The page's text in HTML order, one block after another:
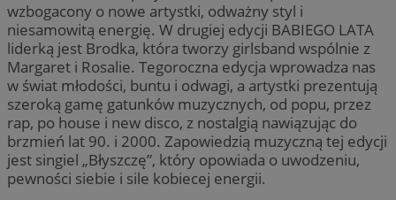
wzbogacony o nowe artystki, odważny styl i
niesamowitą energię. W drugiej edycji BABIEGO LATA
liderką jest Brodka, która tworzy girlsband wspólnie z
Margaret i Rosalie. Tegoroczna edycja wprowadza nas
w świat młodości, buntu i odwagi, a artystki prezentują
szeroką gamę gatunków muzycznych, od popu, przez
rap, po house i new disco, z nostalgią nawiązując do
brzmień lat 90. i 2000. Zapowiedzią muzyczną tej edycji
jest singiel „Błyszczę”, który opowiada o uwodzeniu,
pewności siebie i sile kobiecej energii.